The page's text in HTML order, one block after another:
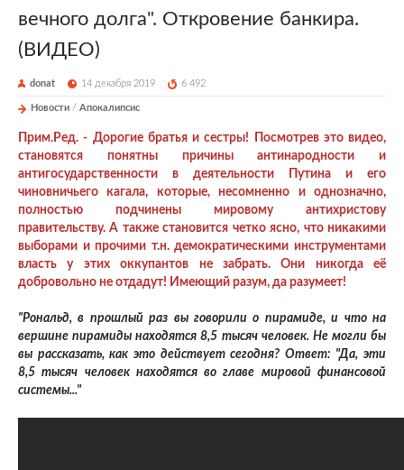
вечного долга". Откровение банкира.
(ВИДЕО)
donat 14 декабря 2019 6 492
Новости / Апокалипсис
Прим.Ред. - Дорогие братья и сестры! Посмотрев это видео,
становятся понятны причины антинародности и
антигосударственности в деятельности Путина и его
чиновничьего кагала, которые, несомненно и однозначно,
полностью подчинены мировому антихристову
правительству. А также становится четко ясно, что никакими
выборами и прочими т.н. демократическими инструментами
власть у этих оккупантов не забрать. Они никогда её
добровольно не отдадут! Имеющий разум, да разумеет!
"Рональд, в прошлый раз вы говорили о пирамиде, и что на
вершине пирамиды находятся 8,5 тысяч человек. Не могли бы
вы рассказать, как это действует сегодня? Ответ: "Да, эти
8,5 тысяч человек находятся во главе мировой финансовой
системы..."